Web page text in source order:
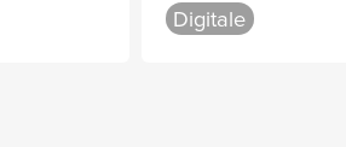
Digitale